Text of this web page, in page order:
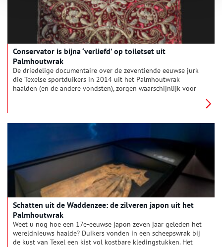
Conservator is bijna ‘verliefd’ op toiletset uit
Palmhoutwrak
De driedelige documentaire over de zeventiende eeuwse jurk
die Texelse sportduikers in 2014 uit het Palmhoutwrak
haalden (en de andere vondsten), zorgen waarschijnlijk voor
Schatten uit de Waddenzee: de zilveren japon uit het
Palmhoutwrak
Weet u nog hoe een 17e-eeuwse japon zeven jaar geleden het
wereldnieuws haalde? Duikers vonden in een scheepswrak bij
de kust van Texel een kist vol kostbare kledingstukken. Het